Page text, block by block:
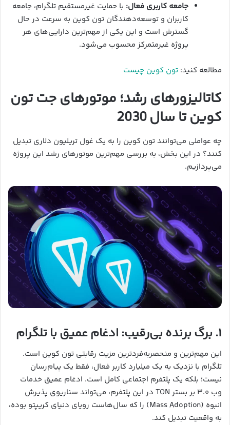
جامعه کاربری فعال: با حمایت غیرمستقیم تلگرام، جامعه
کاربران و توسعه‌دهندگان تون کوین به سرعت در حال
گسترش است و این یکی از مهم‌ترین دارایی‌های هر
پروژه غیرمتمرکز محسوب می‌شود.
مطالعه کنید: تون کوین چیست
کاتالیزورهای رشد؛ موتورهای جت تون
کوین تا سال 2030
چه عواملی می‌توانند تون کوین را به یک غول تریلیون دلاری تبدیل
کنند؟ در این بخش، به بررسی مهم‌ترین موتورهای رشد این پروژه
می‌پردازیم.
۱. برگ برنده بی‌رقیب: ادغام عمیق با تلگرام
این مهم‌ترین و منحصربه‌فردترین مزیت رقابتی تون کوین است.
تلگرام با نزدیک به یک میلیارد کاربر فعال، فقط یک پیام‌رسان
نیست؛ بلکه یک پلتفرم اجتماعی کامل است. ادغام عمیق خدمات
وب ۳.۰ بر بستر TON در این پلتفرم، می‌تواند سناریوی پذیرش
انبوه (Mass Adoption) را که سال‌هاست رویای دنیای کریپتو بوده،
به واقعیت تبدیل کند.